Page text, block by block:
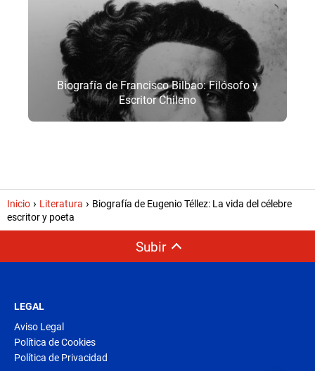
Biografía de Francisco Bilbao: Filósofo y
Escritor Chileno
Inicio Literatura
Biografía de Eugenio Téllez: La vida del célebre
escritor y poeta
Subir
LEGAL
Aviso Legal
Política de Cookies
Política de Privacidad